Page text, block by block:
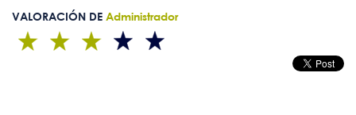
VALORACIÓN DE Administrador